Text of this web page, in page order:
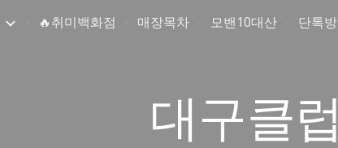
Skip to main content
🔥취미백화점 매장목차 모밴10대산 단톡방
대구클럽